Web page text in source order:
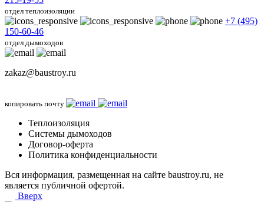
отдел теплоизоляции
+7 (495)
150-60-46
отдел дымоходов
zakaz@baustroy.ru
копировать почту
Теплоизоляция
Системы дымоходов
Договор-оферта
Политика конфиденциальности
Вся информация, размещенная на сайте baustroy.ru, не
является публичной офертой.
Вверх